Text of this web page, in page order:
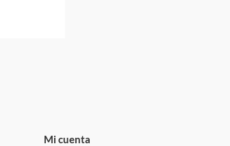
Mi cuenta